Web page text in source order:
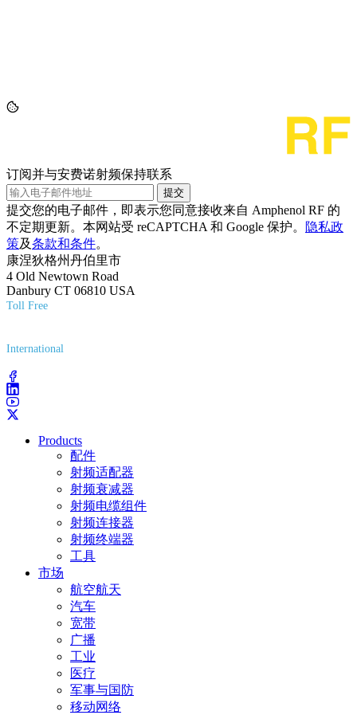
订阅并与安费诺射频保持联系
提交
提交您的电子邮件，即表示您同意接收来自 Amphenol RF 的
不定期更新。本网站受 reCAPTCHA 和 Google 保护。
隐私政
策及条款和条件。
康涅狄格州丹伯里市
4 Old Newtown Road
Danbury CT 06810 USA
Toll Free
International
Products
配件
射频适配器
射频衰减器
射频电缆组件
射频连接器
射频终端器
工具
市场
航空航天
汽车
宽带
广播
工业
医疗
军事与国防
移动网络